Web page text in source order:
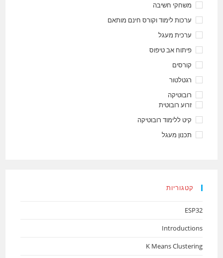
משחקי חשיבה
ערכות לימוד וקורס חינם מותאם
ערכית מעגל
פיתוח אב טיפוס
קורסים
רגטלטור
רובוטיקה
זרוע רובוטית
קיט ללימוד רובוטיקה
תכנון מעגל
קטגוריות
ESP32
Introductions
K Means Clustering